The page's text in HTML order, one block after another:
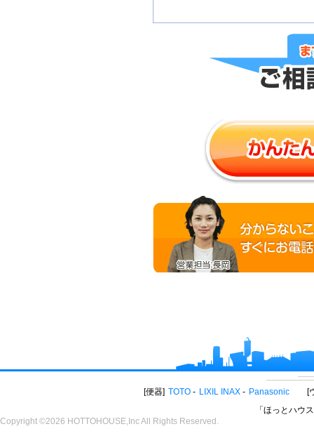
便器 TOTO LIXIL INAX Panasonic
「ほっとハウ
Copyright ©2026 HOTTOHOUSE,Inc All Rights Reserved.